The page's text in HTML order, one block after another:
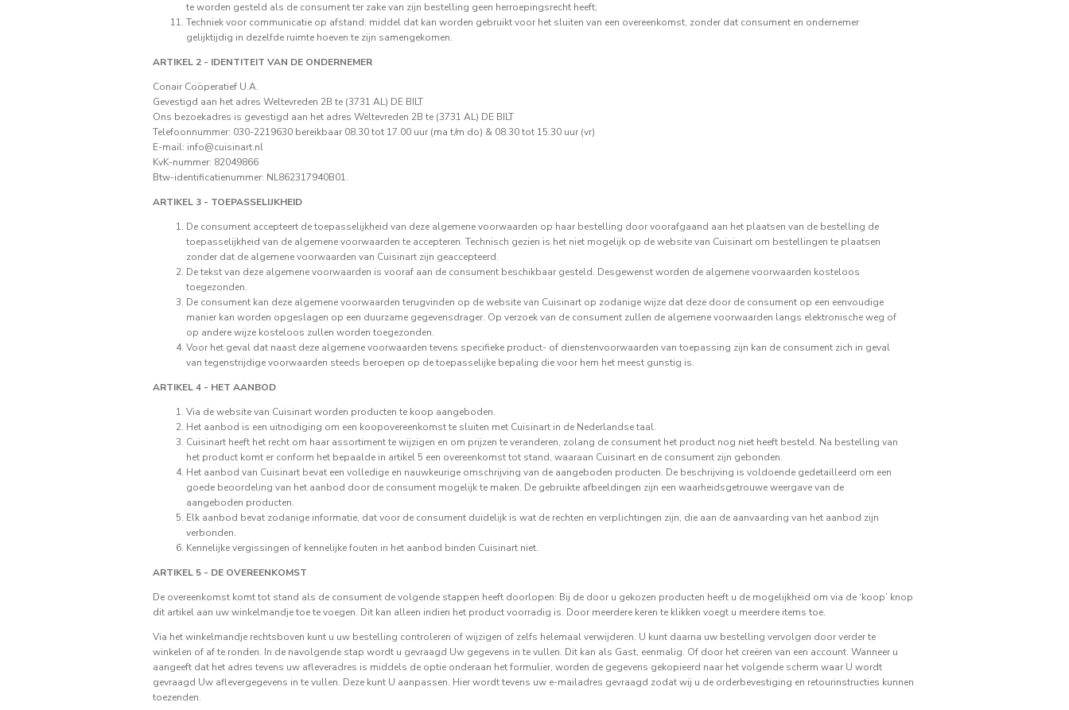
te worden gesteld als de consument ter zake van zijn bestelling geen herroepingsrecht heeft;
Techniek voor communicatie op afstand: middel dat kan worden gebruikt voor het sluiten van een overeenkomst, zonder dat consument en ondernemer
gelijktijdig in dezelfde ruimte hoeven te zijn samengekomen.
ARTIKEL 2 - IDENTITEIT VAN DE ONDERNEMER
Conair Coöperatief U.A.
Gevestigd aan het adres Weltevreden 2B te (3731 AL) DE BILT
Ons bezoekadres is gevestigd aan het adres Weltevreden 2B te (3731 AL) DE BILT
Telefoonnummer: 030-2219630 bereikbaar 08.30 tot 17.00 uur (ma t/m do) & 08.30 tot 15.30 uur (vr)
E-mail: info@cuisinart.nl
KvK-nummer: 82049866
Btw-identificatienummer: NL862317940B01.
ARTIKEL 3 - TOEPASSELIJKHEID
De consument accepteert de toepasselijkheid van deze algemene voorwaarden op haar bestelling door voorafgaand aan het plaatsen van de bestelling de
toepasselijkheid van de algemene voorwaarden te accepteren. Technisch gezien is het niet mogelijk op de website van Cuisinart om bestellingen te plaatsen
zonder dat de algemene voorwaarden van Cuisinart zijn geaccepteerd.
De tekst van deze algemene voorwaarden is vooraf aan de consument beschikbaar gesteld. Desgewenst worden de algemene voorwaarden kosteloos
toegezonden.
De consument kan deze algemene voorwaarden terugvinden op de website van Cuisinart op zodanige wijze dat deze door de consument op een eenvoudige
manier kan worden opgeslagen op een duurzame gegevensdrager. Op verzoek van de consument zullen de algemene voorwaarden langs elektronische weg of
op andere wijze kosteloos zullen worden toegezonden.
Voor het geval dat naast deze algemene voorwaarden tevens specifieke product- of dienstenvoorwaarden van toepassing zijn kan de consument zich in geval
van tegenstrijdige voorwaarden steeds beroepen op de toepasselijke bepaling die voor hem het meest gunstig is.
ARTIKEL 4 - HET AANBOD
Via de website van Cuisinart worden producten te koop aangeboden.
Het aanbod is een uitnodiging om een koopovereenkomst te sluiten met Cuisinart in de Nederlandse taal.
Cuisinart heeft het recht om haar assortiment te wijzigen en om prijzen te veranderen, zolang de consument het product nog niet heeft besteld. Na bestelling van
het product komt er conform het bepaalde in artikel 5 een overeenkomst tot stand, waaraan Cuisinart en de consument zijn gebonden.
Het aanbod van Cuisinart bevat een volledige en nauwkeurige omschrijving van de aangeboden producten. De beschrijving is voldoende gedetailleerd om een
goede beoordeling van het aanbod door de consument mogelijk te maken. De gebruikte afbeeldingen zijn een waarheidsgetrouwe weergave van de
aangeboden producten.
Elk aanbod bevat zodanige informatie, dat voor de consument duidelijk is wat de rechten en verplichtingen zijn, die aan de aanvaarding van het aanbod zijn
verbonden.
Kennelijke vergissingen of kennelijke fouten in het aanbod binden Cuisinart niet.
ARTIKEL 5 - DE OVEREENKOMST
De overeenkomst komt tot stand als de consument de volgende stappen heeft doorlopen: Bij de door u gekozen producten heeft u de mogelijkheid om via de ‘koop’ knop
dit artikel aan uw winkelmandje toe te voegen. Dit kan alleen indien het product voorradig is. Door meerdere keren te klikken voegt u meerdere items toe.
Via het winkelmandje rechtsboven kunt u uw bestelling controleren of wijzigen of zelfs helemaal verwijderen. U kunt daarna uw bestelling vervolgen door verder te
winkelen of af te ronden. In de navolgende stap wordt u gevraagd Uw gegevens in te vullen. Dit kan als Gast, eenmalig. Of door het creëren van een account. Wanneer u
aangeeft dat het adres tevens uw afleveradres is middels de optie onderaan het formulier, worden de gegevens gekopieerd naar het volgende scherm waar U wordt
gevraagd Uw aflevergegevens in te vullen. Deze kunt U aanpassen. Hier wordt tevens uw e-mailadres gevraagd zodat wij u de orderbevestiging en retourinstructies kunnen
toezenden.